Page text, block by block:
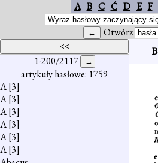
A B C Ć D E F
Otwórz
1-200/2117
artykuły hasłowe: 1759
A[3]
A[3]
A[3]
A[3]
A[3]
A[3]